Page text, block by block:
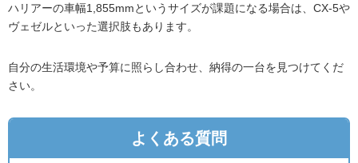
ハリアーの車幅1,855mmというサイズが課題になる場合は、CX-5や
ヴェゼルといった選択肢もあります。
自分の生活環境や予算に照らし合わせ、納得の一台を見つけてくだ
さい。
よくある質問